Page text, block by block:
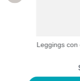
Leggings